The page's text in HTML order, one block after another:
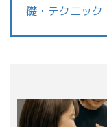
礎・テクニッ